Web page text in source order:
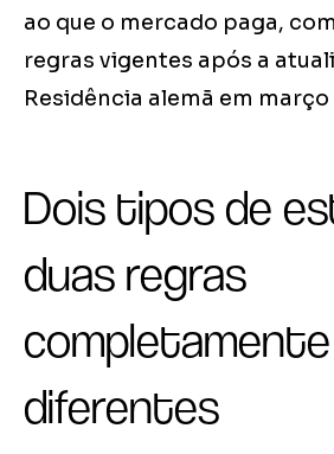
ao que o mercado paga,
regras vigentes após a
Residência alemã em março
Dois tipos de
duas regras
completamente
diferentes